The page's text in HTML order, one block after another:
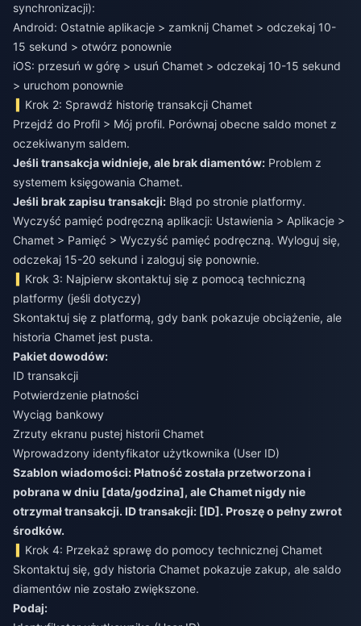
synchronizacji):
Android: Ostatnie aplikacje > zamknij Chamet > odczekaj 10-
15 sekund > otwórz ponownie
iOS: przesuń w górę > usuń Chamet > odczekaj 10-15 sekund
> uruchom ponownie
Krok 2: Sprawdź historię transakcji Chamet
Przejdź do Profil > Mój profil. Porównaj obecne saldo monet z
oczekiwanym saldem.
Jeśli transakcja widnieje, ale brak diamentów: Problem z
systemem księgowania Chamet.
Jeśli brak zapisu transakcji: Błąd po stronie platformy.
Wyczyść pamięć podręczną aplikacji: Ustawienia > Aplikacje >
Chamet > Pamięć > Wyczyść pamięć podręczną. Wyloguj się,
odczekaj 15-20 sekund i zaloguj się ponownie.
Krok 3: Najpierw skontaktuj się z pomocą techniczną
platformy (jeśli dotyczy)
Skontaktuj się z platformą, gdy bank pokazuje obciążenie, ale
historia Chamet jest pusta.
Pakiet dowodów:
ID transakcji
Potwierdzenie płatności
Wyciąg bankowy
Zrzuty ekranu pustej historii Chamet
Wprowadzony identyfikator użytkownika (User ID)
Szablon wiadomości: Płatność została przetworzona i
pobrana w dniu [data/godzina], ale Chamet nigdy nie
otrzymał transakcji. ID transakcji: [ID]. Proszę o pełny zwrot
środków.
Krok 4: Przekaż sprawę do pomocy technicznej Chamet
Skontaktuj się, gdy historia Chamet pokazuje zakup, ale saldo
diamentów nie zostało zwiększone.
Podaj: